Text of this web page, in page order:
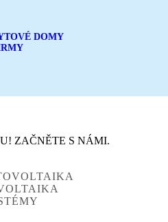
DOMY
ZAČNĚTE S NÁMI.